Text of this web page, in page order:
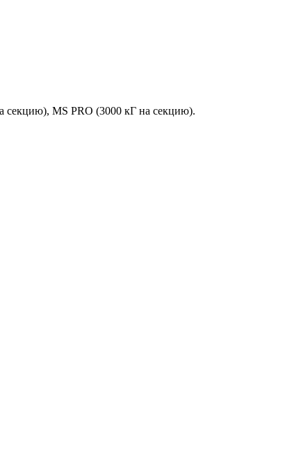
секцию), MS PRO (3000 кГ на секцию).